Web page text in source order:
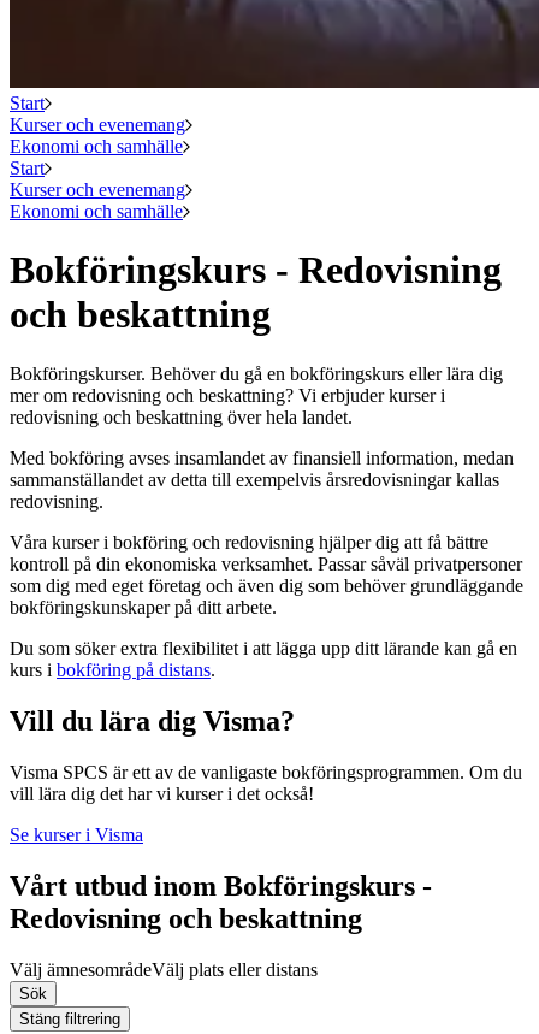
Start
Kurser och evenemang
Ekonomi och samhälle
Start
Kurser och evenemang
Ekonomi och samhälle
Bokföringskurs - Redovisning
och beskattning
Bokföringskurser. Behöver du gå en bokföringskurs eller lära dig
mer om redovisning och beskattning? Vi erbjuder kurser i
redovisning och beskattning över hela landet.
Med bokföring avses insamlandet av finansiell information, medan
sammanställandet av detta till exempelvis årsredovisningar kallas
redovisning.
Våra kurser i bokföring och redovisning hjälper dig att få bättre
kontroll på din ekonomiska verksamhet. Passar såväl privatpersoner
som dig med eget företag och även dig som behöver grundläggande
bokföringskunskaper på ditt arbete.
Du som söker extra flexibilitet i att lägga upp ditt lärande kan gå en
kurs i bokföring på distans.
Vill du lära dig Visma?
Visma SPCS är ett av de vanligaste bokföringsprogrammen. Om du
vill lära dig det har vi kurser i det också!
Se kurser i Visma
Vårt utbud inom Bokföringskurs -
Redovisning och beskattning
Välj ämnesområdeVälj plats eller distans
Sök
Stäng filtrering